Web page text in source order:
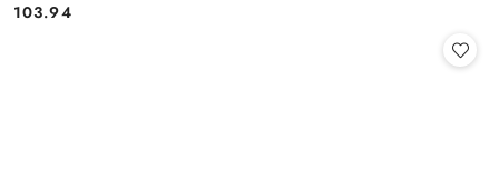
Cena:
103.94